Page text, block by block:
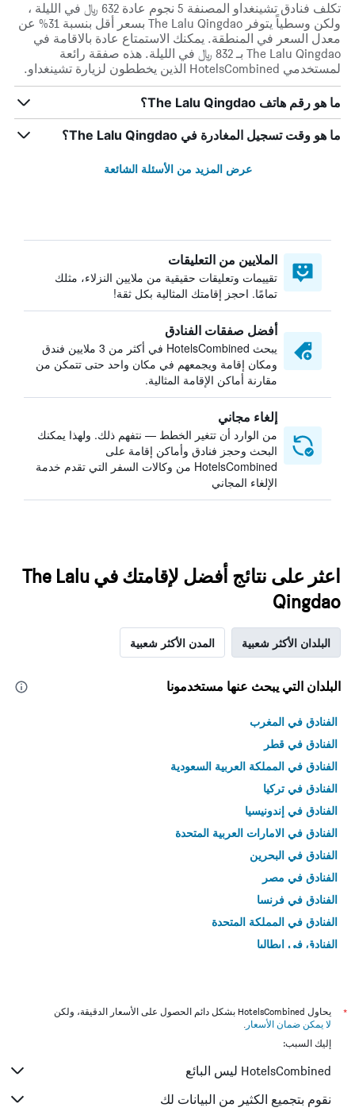
تكلف فنادق تشينغداو المصنفة 5 نجوم عادة 632 ﷼ في الليلة ،
ولكن وسطياً يتوفر The Lalu Qingdao بسعر أقل بنسبة 31% عن
معدل السعر في المنطقة. يمكنك الاستمتاع عادة بالاقامة في
The Lalu Qingdao بـ 832 ﷼ في الليلة. هذه صفقة رائعة
لمستخدمي HotelsCombined الذين يخططون لزيارة تشينغداو.
ما هو رقم هاتف The Lalu Qingdao؟
ما هو وقت تسجيل المغادرة في The Lalu Qingdao؟
عرض المزيد من الأسئلة الشائعة
الملايين من التعليقات
تقييمات وتعليقات حقيقية من ملايين النزلاء، مثلك
تمامًا. احجز إقامتك المثالية بكل ثقة!
أفضل صفقات الفنادق
يبحث HotelsCombined في أكثر من 3 ملايين فندق
ومكان إقامة ويجمعهم في مكان واحد حتى تتمكن من
مقارنة أماكن الإقامة المثالية.
إلغاء مجاني
من الوارد أن تتغير الخطط — نتفهم ذلك. ولهذا يمكنك
البحث وحجز فنادق وأماكن إقامة على
HotelsCombined من وكالات السفر التي تقدم خدمة
الإلغاء المجاني
اعثر على نتائج أفضل لإقامتك في The Lalu
Qingdao
البلدان الأكثر شعبية المدن الأكثر شعبية
البلدان التي يبحث عنها مستخدمونا
الفنادق في المغرب
الفنادق في قطر
الفنادق في المملكة العربية السعودية
الفنادق في تركيا
الفنادق في إندونيسيا
الفنادق في الامارات العربية المتحدة
الفنادق في البحرين
الفنادق في مصر
الفنادق في فرنسا
الفنادق في المملكة المتحدة
الفنادق في إيطاليا
*
يحاول HotelsCombined بشكل دائم الحصول على الأسعار الدقيقة، ولكن
لا يمكن ضمان الأسعار .
إليك السبب:
HotelsCombined ليس البائع
نقوم بتجميع الكثير من البيانات لك